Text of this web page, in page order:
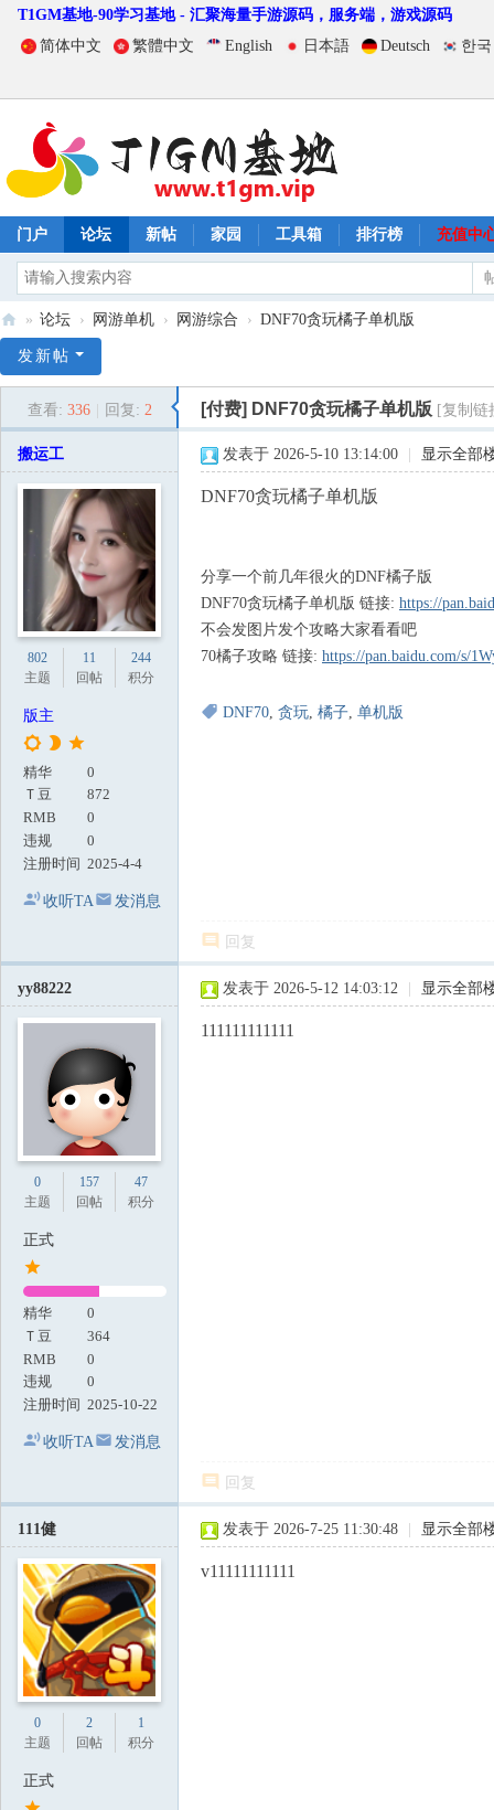
T1GM基地-90学习基地 - 汇聚海量手游源码，服务端，游戏源码
简体中文
繁體中文 English 日本語 Deutsch 한
门户 论坛 新帖 家园 工具箱 排行榜 充值中
1
» 论坛 › 网游单机 › 网游综合 › DNF70贪玩橘子单机版
发新帖
查看: 336 回复: 2 [付费] DNF70贪玩橘子单机版 [复制链
搬运工
802
主题
11
回帖
244
积分
版主
精华
0
Ｔ豆
872
RMB
0
违规
0
注册时间 2025-4-4
收听TA 发消息
发表于 2026-5-10 13:14:00 显示全部
DNF70贪玩橘子单机版
分享一个前几年很火的DNF橘子版
DNF70贪玩橘子单机版 链接: https://
不会发图片发个攻略大家看看吧
70橘子攻略 链接: https://pan.baidu.com/s/
DNF70, 贪玩, 橘子, 单机版
回复
yy88222
0
主题
157
回帖
47
积分
正式
精华
0
Ｔ豆
364
RMB
0
违规
0
注册时间 2025-10-22
收听TA 发消息
发表于 2026-5-12 14:03:12 显示全部
111111111111
回复
111健
0
主题
2
回帖
1
积分
正式
发表于 2026-7-25 11:30:48 显示全部
v11111111111